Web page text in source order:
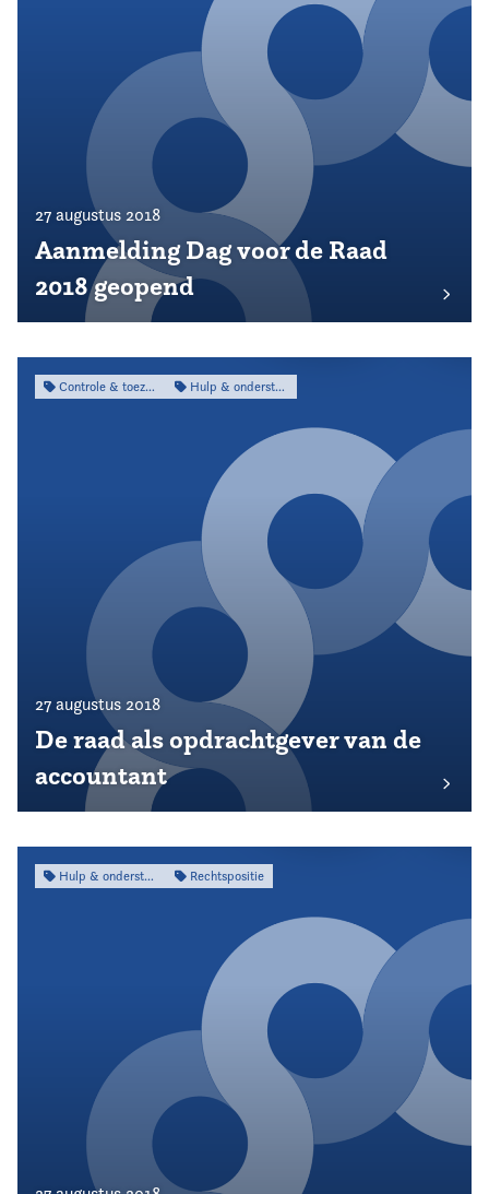
27 augustus 2018
Aanmelding Dag voor de Raad
2018 geopend
Controle & toezicht Hulp & ondersteuning
27 augustus 2018
De raad als opdrachtgever van de
accountant
Hulp & ondersteuning Rechtspositie